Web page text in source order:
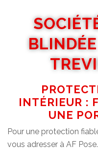
INTÉRIEUR :
UNE
Pour une protection
vous adresser à AF